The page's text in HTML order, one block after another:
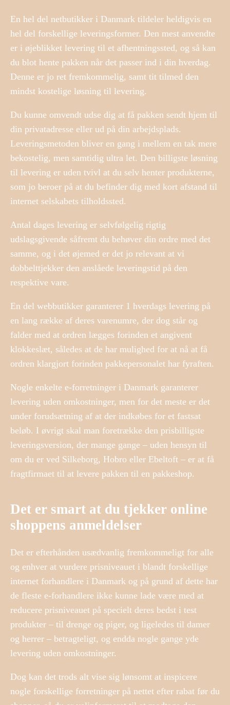
En hel del netbutikker i Danmark tildeler heldigvis en
hel del forskellige leveringsformer. Den mest anvendte
er i øjeblikket levering til et afhentningssted, og så kan
du blot hente pakken når det passer ind i din hverdag.
Denne er jo ret fremkommelig, samt tit tilmed den
mindst kostelige løsning til levering.
Du kunne omvendt udse dig at få pakken sendt hjem til
din privatadresse eller ud på din arbejdsplads.
Leveringsmetoden bliver en gang i mellem en tak mere
bekostelig, men samtidig ultra let. Den billigste løsning
til levering er uden tvivl at du selv henter produkterne,
som jo beroer på at du befinder dig med kort afstand til
internet selskabets tilholdssted.
Antal dages levering er selvfølgelig rigtig
udslagsgivende såfremt du behøver din ordre med det
samme, og i det øjemed er det jo relevant at vi
dobbelttjekker den anslåede leveringstid på den
respektive vare.
En del webbutikker garanterer 1 hverdags levering på
en lang række af deres varenumre, der dog står og
falder med at ordren lægges forinden et angivent
klokkeslæt, således at de har mulighed for at nå at få
ordren klargjort forinden pakkepersonalet har fyraften.
Nogle enkelte e-forretninger i Danmark garanterer
levering uden omkostninger, men for det meste er det
under forudsætning af at der indkøbes for et fastsat
beløb. I øvrigt skal man foretrække den prisbilligste
leveringsversion, der mange gange – uden hensyn til
om du er ved Silkeborg, Hobro eller Ebeltoft – er at få
fragtfirmaet til at levere pakken til en pakkeshop.
Det er smart at du tjekker online
shoppens anmeldelser
Det er efterhånden usædvanlig fremkommeligt for alle
og enhver at vurdere prisniveauet i blandt forskellige
internet forhandlere i Danmark og på grund af dette har
de fleste e-forhandlere ikke kunne lade være med at
reducere prisniveauet på specielt deres bedst i test
produkter – til drenge og piger, og ligeledes til damer
og herrer – betragteligt, og endda nogle gange yde
levering uden omkostninger.
Dog kan det trods alt vise sig lønsomt at inspicere
nogle forskellige forretninger på nettet efter rabat før du